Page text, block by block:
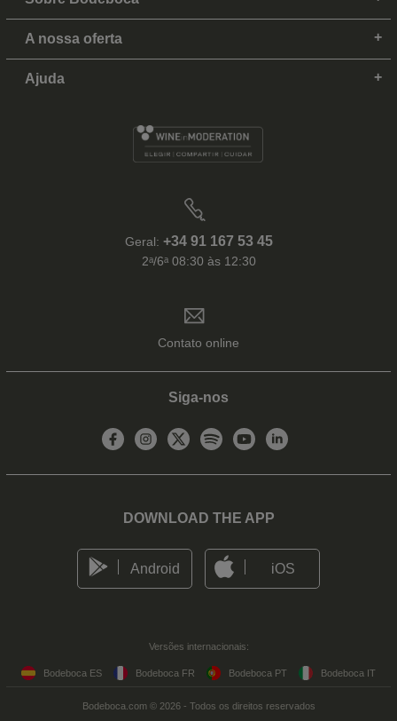
A nossa oferta
Ajuda
Geral: +34 91 167 53 45
2ᵃ/6ᵃ 08:30 às 12:30
Contato online
Siga-nos
DOWNLOAD THE APP
Android iOS
Versões internacionais:
Bodeboca ES Bodeboca FR Bodeboca PT Bodeboca IT
Bodeboca.com © 2026 - Todos os direitos reservados